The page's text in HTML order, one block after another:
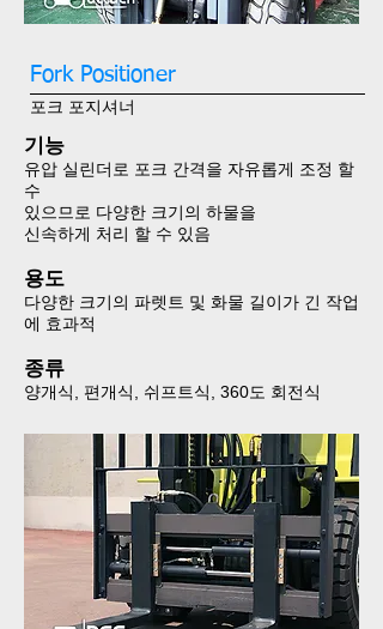
Fork Positioner
포크 포지셔너
기능​​​​​​​​​​​​​​
유압 실린더로 포크 간격을 자유롭게 조정 할
수 ​​​​​​​
있으므로 ​​​​​​​다양한 크기의 하물을 ​​​​​​​
신속하게 처리 할 수 있음​​​​​​​
용도​​​​​​​​​​​​​​
다양한 크기의 파렛트 및 화물 길이가 긴 작업
에 효과적​​​​​​​
종류​​​​​​​​​​​​​​​​​​​​​
양개식, 편개식, 쉬프트식, 360도 회전식​​​​​​​